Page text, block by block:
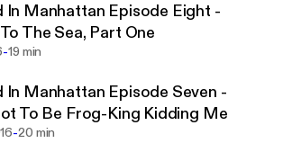
In Manhattan Episode Eight -
The Sea, Part One
-19 min
In Manhattan Episode Seven -
To Be Frog-King Kidding Me
-20 min